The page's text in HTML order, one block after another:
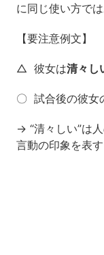
に同じ使い方では
【要注意例文】
△ 彼女は清々し
〇 試合後の彼女
→ “清々しい”は
言動の印象を表